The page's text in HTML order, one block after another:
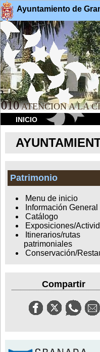
Ayuntamiento de
010 ATENCION A LA
INICIO
Patrimonio
Menu de inicio
Información General
Catálogo
Exposiciones/
Itinerarios/rutas
patrimoniales
Conservación/
Compartir